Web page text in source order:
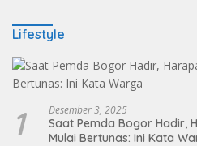
Lifestyle
1 Desember 3, 2025
Saat Pemda Bogor Hadir,
Mulai Bertunas: Ini Kata